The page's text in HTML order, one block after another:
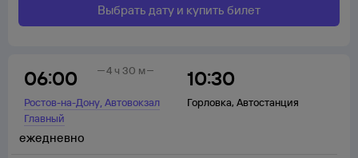
Выбрать дату и купить билет
06:00
Ростов-на-Дону,Автовокзал
Главный
10:30
Горловка, Автостанция
4 ч 30 м
ежедневно